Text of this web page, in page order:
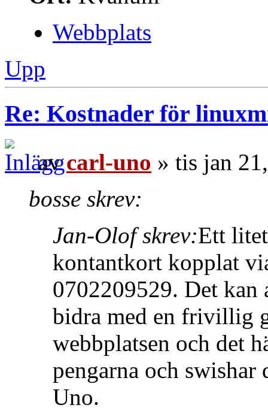
Webbplats
Upp
Re: Kostnader för
avcarl-uno » tis jan
bosse skrev:
Jan-Olof skrev:Ett
kontantkort kopplat
0702209529. Det kan
bidra med en frivillig
webbplatsen och det
pengarna och
Uno.